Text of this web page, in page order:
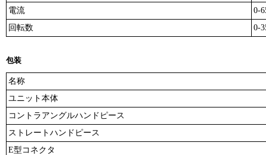
電流
0-
回転数
0-
包装
名称
ユニット本体
コントラアングルハンドピース
ストレートハンドピース
E型コネクタ